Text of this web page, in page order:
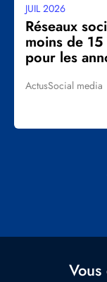
Date
mise
à
jour
JUIL 2026
Réseaux
moins de
pour les
Tags
ActusSocial media